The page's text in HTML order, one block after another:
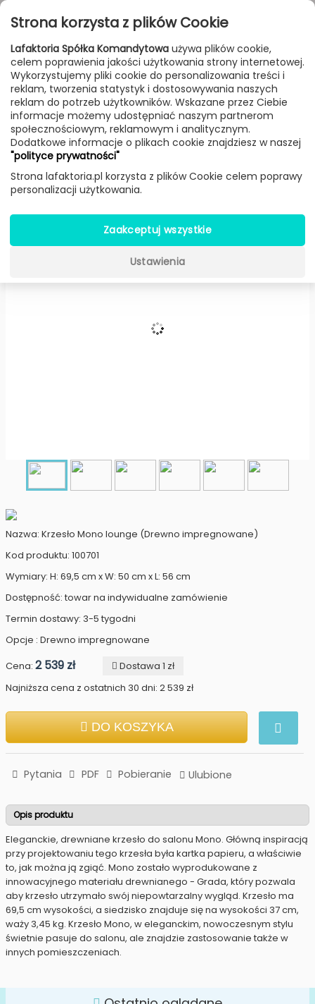
Przejdź do treści
FILTROWANIE & SORTOWANIE
Meble Producenci Woud Produkt
Krzesło Mono lounge (Drewno
impregnowane) -Woud
Nazwa: Krzesło Mono lounge (Drewno impregnowane)
Kod produktu: 100701
Wymiary: H: 69,5 cm x W: 50 cm x L: 56 cm
Dostępność: towar na indywidualne zamówienie
Termin dostawy: 3-5 tygodni
Opcje : Drewno impregnowane
Cena: 2 539 zł
Dostawa 1 zł
Najniższa cena z ostatnich 30 dni: 2 539 zł
DO KOSZYKA
Pytania PDF Pobieranie Ulubione
Opis produktu
Eleganckie, drewniane krzesło do salonu Mono. Główną inspiracją
przy projektowaniu tego krzesła była kartka papieru, a właściwie
to, jak można ją zgiąć. Mono zostało wyprodukowane z
innowacyjnego materiału drewnianego - Grada, który pozwala
aby krzesło utrzymało swój niepowtarzalny wygląd. Krzesło ma
69,5 cm wysokości, a siedzisko znajduje się na wysokości 37 cm,
waży 3,45 kg. Krzesło Mono, w eleganckim, nowoczesnym stylu
świetnie pasuje do salonu, ale znajdzie zastosowanie także w
innych pomieszczeniach.
Strona korzysta z plików Cookie
Lafaktoria Spółka Komandytowa używa plików cookie,
celem poprawienia jakości użytkowania strony internetowej.
Wykorzystujemy pliki cookie do personalizowania treści i
reklam, tworzenia statystyk i dostosowywania naszych
reklam do potrzeb użytkowników. Wskazane przez Ciebie
informacje możemy udostępniać naszym partnerom
społecznościowym, reklamowym i analitycznym.
Dodatkowe informacje o plikach cookie znajdziesz w naszej
"polityce prywatności"
Strona lafaktoria.pl korzysta z plików Cookie celem poprawy
personalizacji użytkowania.
Zaakceptuj wszystkie
Ustawienia